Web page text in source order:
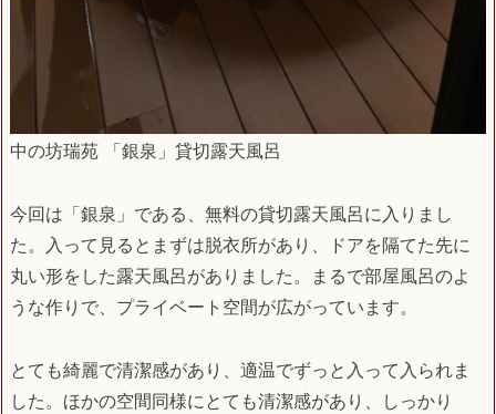
中の坊瑞苑 「銀泉」貸切露天風呂
今回は「銀泉」である、無料の貸切露天風呂に入りまし
た。入って見るとまずは脱衣所があり、ドアを隔てた先に
丸い形をした露天風呂がありました。まるで部屋風呂のよ
うな作りで、プライベート空間が広がっています。
とても綺麗で清潔感があり、適温でずっと入って入られま
した。ほかの空間同様にとても清潔感があり、しっかり